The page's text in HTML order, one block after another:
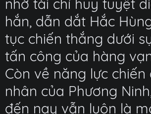
nhờ tài chỉ huy tuyệt
hắn, dẫn dắt Hắc
tục chiến thắng dưới
tấn công của hàng
Còn về năng lực chiến
nhân của Phương
đến nay vẫn luôn là